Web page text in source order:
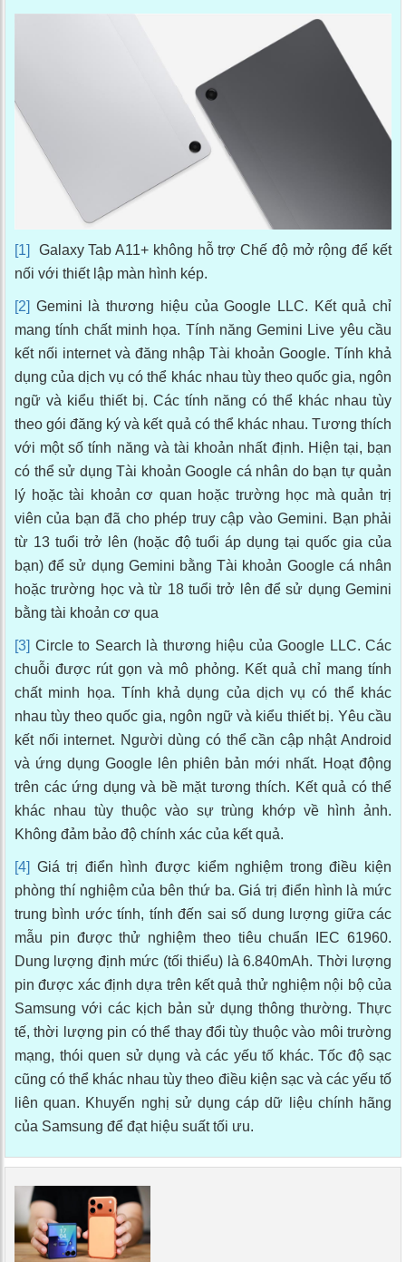
[1]
Galaxy Tab A11+ không hỗ trợ Chế độ mở rộng để kết
nối với thiết lập màn hình kép.
[2] Gemini là thương hiệu của Google LLC. Kết quả chỉ
mang tính chất minh họa. Tính năng Gemini Live yêu cầu
kết nối internet và đăng nhập Tài khoản Google. Tính khả
dụng của dịch vụ có thể khác nhau tùy theo quốc gia, ngôn
ngữ và kiểu thiết bị. Các tính năng có thể khác nhau tùy
theo gói đăng ký và kết quả có thể khác nhau. Tương thích
với một số tính năng và tài khoản nhất định. Hiện tại, bạn
có thể sử dụng Tài khoản Google cá nhân do bạn tự quản
lý hoặc tài khoản cơ quan hoặc trường học mà quản trị
viên của bạn đã cho phép truy cập vào Gemini. Bạn phải
từ 13 tuổi trở lên (hoặc độ tuổi áp dụng tại quốc gia của
bạn) để sử dụng Gemini bằng Tài khoản Google cá nhân
hoặc trường học và từ 18 tuổi trở lên để sử dụng Gemini
bằng tài khoản cơ qua
[3] Circle to Search là thương hiệu của Google LLC. Các
chuỗi được rút gọn và mô phỏng. Kết quả chỉ mang tính
chất minh họa. Tính khả dụng của dịch vụ có thể khác
nhau tùy theo quốc gia, ngôn ngữ và kiểu thiết bị. Yêu cầu
kết nối internet. Người dùng có thể cần cập nhật Android
và ứng dụng Google lên phiên bản mới nhất. Hoạt động
trên các ứng dụng và bề mặt tương thích. Kết quả có thể
khác nhau tùy thuộc vào sự trùng khớp về hình ảnh.
Không đảm bảo độ chính xác của kết quả.
[4] Giá trị điển hình được kiểm nghiệm trong điều kiện
phòng thí nghiệm của bên thứ ba. Giá trị điển hình là mức
trung bình ước tính, tính đến sai số dung lượng giữa các
mẫu pin được thử nghiệm theo tiêu chuẩn IEC 61960.
Dung lượng định mức (tối thiểu) là 6.840mAh. Thời lượng
pin được xác định dựa trên kết quả thử nghiệm nội bộ của
Samsung với các kịch bản sử dụng thông thường. Thực
tế, thời lượng pin có thể thay đổi tùy thuộc vào môi trường
mạng, thói quen sử dụng và các yếu tố khác. Tốc độ sạc
cũng có thể khác nhau tùy theo điều kiện sạc và các yếu tố
liên quan. Khuyến nghị sử dụng cáp dữ liệu chính hãng
của Samsung để đạt hiệu suất tối ưu.